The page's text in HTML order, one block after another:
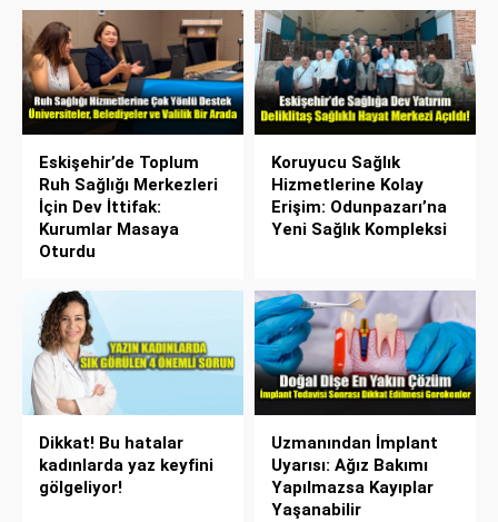
Eskişehir’de Toplum
Ruh Sağlığı Merkezleri
İçin Dev İttifak:
Kurumlar Masaya
Oturdu
Koruyucu Sağlık
Hizmetlerine Kolay
Erişim: Odunpazarı’na
Yeni Sağlık Kompleksi
Dikkat! Bu hatalar
kadınlarda yaz keyfini
gölgeliyor!
Uzmanından İmplant
Uyarısı: Ağız Bakımı
Yapılmazsa Kayıplar
Yaşanabilir